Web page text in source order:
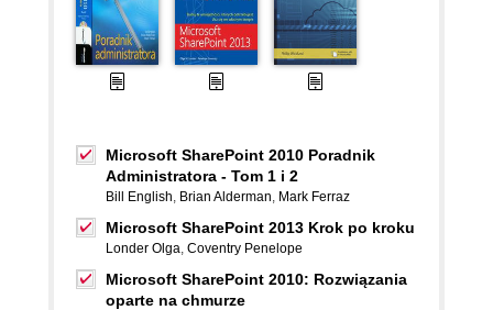
Microsoft SharePoint 2010 Poradnik
Administratora - Tom 1 i 2
Bill English, Brian Alderman, Mark Ferraz
Microsoft SharePoint 2013 Krok po kroku
Londer Olga, Coventry Penelope
Microsoft SharePoint 2010: Rozwiązania
oparte na chmurze